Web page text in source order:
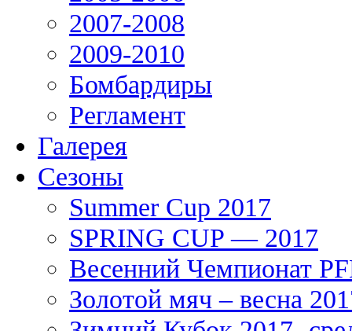
2007-2008
2009-2010
Бомбардиры
Регламент
Галерея
Сезоны
Summer Cup 2017
SPRING CUP — 2017
Весенний Чемпионат
Золотой мяч – весна